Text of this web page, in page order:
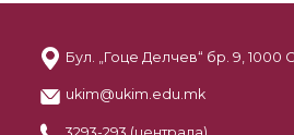
Бул. „Гоце Делчев“ бр. 9, 1000
ukim@ukim.edu.mk